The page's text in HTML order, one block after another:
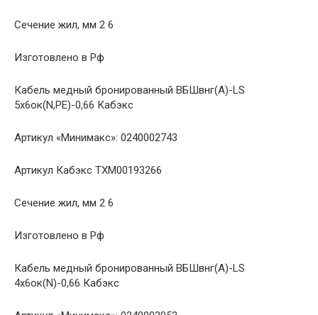
Сечение жил, мм 2 6
Изготовлено в Рф
Кабель медный бронированный ВБШвнг(A)-LS
5х6ок(N,PE)-0,66 Кабэкс
Артикул «Минимакс»: 0240002743
Артикул Кабэкс ТХМ00193266
Сечение жил, мм 2 6
Изготовлено в Рф
Кабель медный бронированный ВБШвнг(A)-LS
4х6ок(N)-0,66 Кабэкс